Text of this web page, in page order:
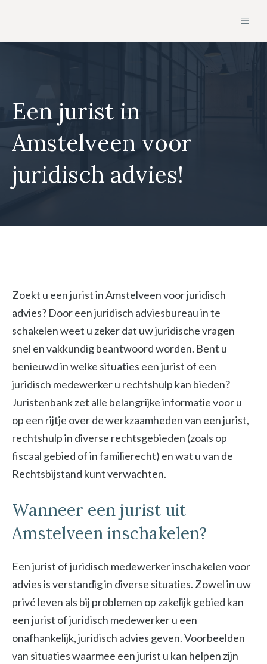
de
Een jurist in
Amstelveen voor
juridisch advies!
Zoekt u een jurist in Amstelveen voor juridisch
advies? Door een juridisch adviesbureau in te
schakelen weet u zeker dat uw juridische vragen
snel en vakkundig beantwoord worden. Bent u
benieuwd in welke situaties een jurist of een
juridisch medewerker u rechtshulp kan bieden?
Juristenbank zet alle belangrijke informatie voor u
op een rijtje over de werkzaamheden van een jurist,
rechtshulp in diverse rechtsgebieden (zoals op
fiscaal gebied of in familierecht) en wat u van de
Rechtsbijstand kunt verwachten.
Wanneer een jurist uit
Amstelveen inschakelen?
Een jurist of juridisch medewerker inschakelen voor
advies is verstandig in diverse situaties. Zowel in uw
privé leven als bij problemen op zakelijk gebied kan
een jurist of juridisch medewerker u een
onafhankelijk, juridisch advies geven. Voorbeelden
van situaties waarmee een jurist u kan helpen zijn